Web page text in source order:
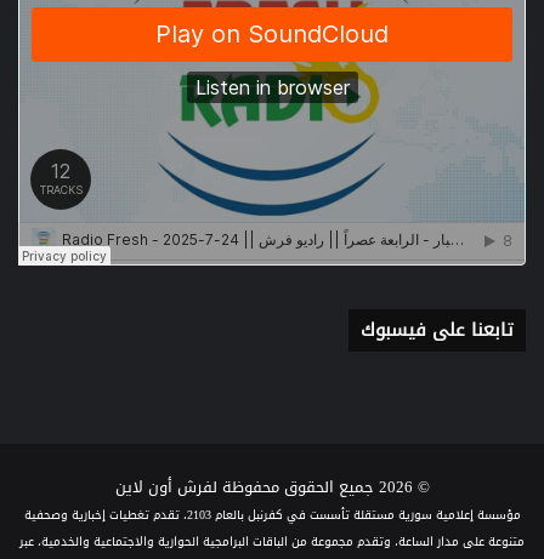
تابعنا على فيسبوك
© 2026 جميع الحقوق محفوظة لفرش أون لاين
مؤسسة إعلامية سورية مستقلة تأسست في كفرنبل بالعام 2103، تقدم تغطيات إخبارية وصحفية
متنوعة على مدار الساعة، وتقدم مجموعة من الباقات البرامجية الحوارية والاجتماعية والخدمية، عبر